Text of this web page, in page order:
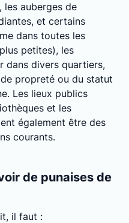
les auberges de
et certains
dans toutes les
petites), les
dans divers quartiers,
propreté ou du statut
Les lieux publics
et les
également être des
courants.
de punaises de
il faut :